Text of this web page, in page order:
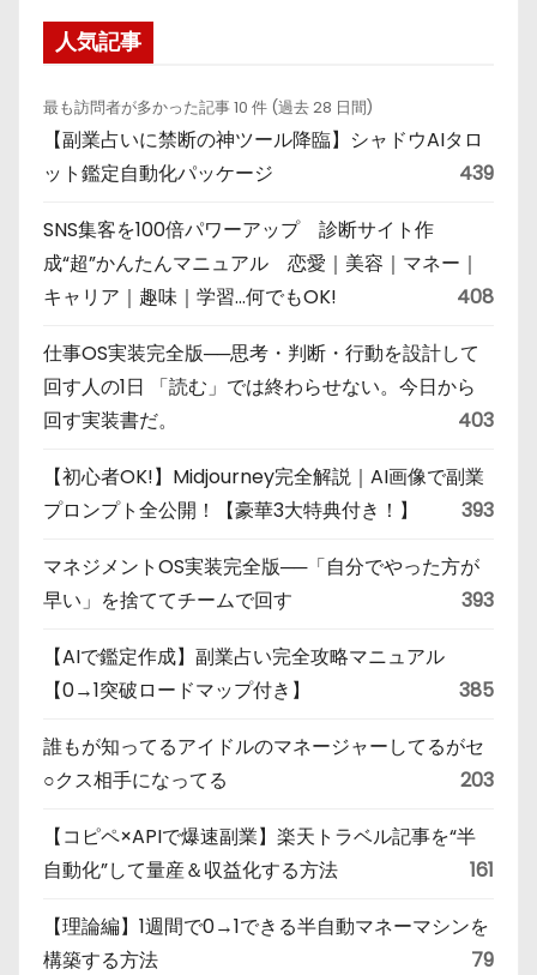
人気記事
最も訪問者が多かった記事 10 件 (過去 28 日間)
【副業占いに禁断の神ツール降臨】シャドウAIタロ
ット鑑定自動化パッケージ
439
SNS集客を100倍パワーアップ 診断サイト作
成“超”かんたんマニュアル 恋愛｜美容｜マネー｜
キャリア｜趣味｜学習…何でもOK!
408
仕事OS実装完全版──思考・判断・行動を設計して
回す人の1日 「読む」では終わらせない。今日から
回す実装書だ。
403
【初心者OK!】Midjourney完全解説｜AI画像で副業
プロンプト全公開！【豪華3大特典付き！】
393
マネジメントOS実装完全版──「自分でやった方が
早い」を捨ててチームで回す
393
【AIで鑑定作成】副業占い完全攻略マニュアル
【0→1突破ロードマップ付き】
385
誰もが知ってるアイドルのマネージャーしてるがセ
○クス相手になってる
203
【コピペ×APIで爆速副業】楽天トラベル記事を“半
自動化”して量産＆収益化する方法
161
【理論編】1週間で0→1できる半自動マネーマシンを
構築する方法
79